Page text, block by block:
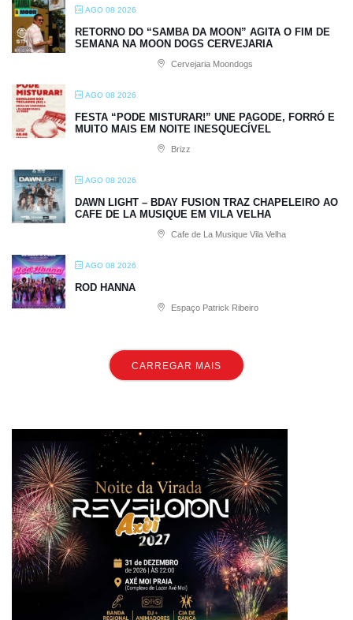
AGO 08 2026
RETORNO DO “SAMBA DA MOON” AGITA O FIM DE
SEMANA NA MOON DOGS CERVEJARIA
Cervejaria Moondogs
AGO 08 2026
FESTA “PODE MISTURAR!” UNE PAGODE, FORRÓ E
MUITO MAIS EM NOITE INESQUECÍVEL
Brizz
AGO 08 2026
DAWN LIGHT – BDAY FUSION TRAZ CHAPELEIRO AO
CAFE DE LA MUSIQUE EM VILA VELHA
Cafe de La Musique Vila Velha
AGO 08 2026
ROD HANNA
Espaço Patrick Ribeiro
CARREGAR MAIS